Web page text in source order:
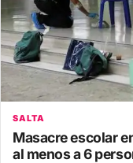
SALTA
Masacre escolar
al menos a 6